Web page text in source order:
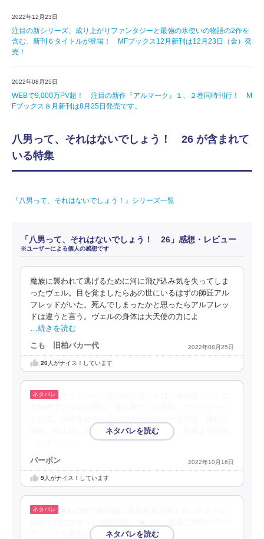
2022年12月23日
注目の新シリーズ、成り上がりファンタジーと最強の氷使いの物語の2作を
含む、新刊６タイトルが登場！ MFブックス12月新刊は12月23日（金）発
売！
2022年08月25日
WEBで9,000万PV超！ 注目の新作『アルマーク』１、２巻同時刊行！ M
Fブックス８月新刊は8月25日発売です。
八男って、それはないでしょう！ 26 が含まれて
いる特集
『八男って、それはないでしょう！』シリーズ一覧
「八男って、それはないでしょう！ 26」感想・レビュー
※ユーザーによる個人の感想です
魔族に襲われて逃げるために河に飛び込み気を失ってしま
ったヴェル。目を覚ましたらあの世にいるはずの師匠アル
フレッドがいた。死んでしまったかと思ったらアルフレッ
ドは違うと言う。ヴェルの身体は大天使の力によ
…続きを読む
こも 旧柏バカ一代 2022年08月25日
20人がナイス！しています
開始。仕上げに地獄で四体の竜討伐、平定。神様より現世
バーボン 2022年10月16日
9人がナイス！しています
アップでも変わらないような……。